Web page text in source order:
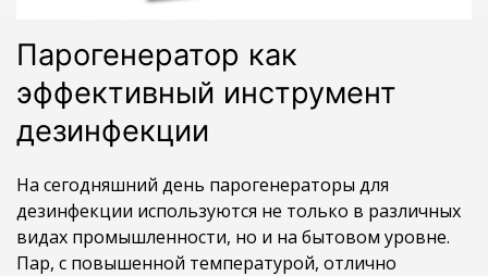
Парогенератор как
эффективный инструмент
дезинфекции
На сегодняшний день парогенераторы для
дезинфекции используются не только в различных
видах промышленности, но и на бытовом уровне.
Пар, с повышенной температурой, отлично